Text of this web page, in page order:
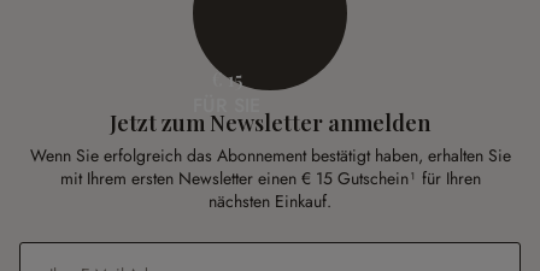
€ 15
Jetzt zum Newsletter anmelden
Wenn Sie erfolgreich das Abonnement bestätigt haben, erhalten Sie
mit Ihrem ersten Newsletter einen € 15 Gutschein¹ für Ihren
nächsten Einkauf.
E-Mail-Adresse